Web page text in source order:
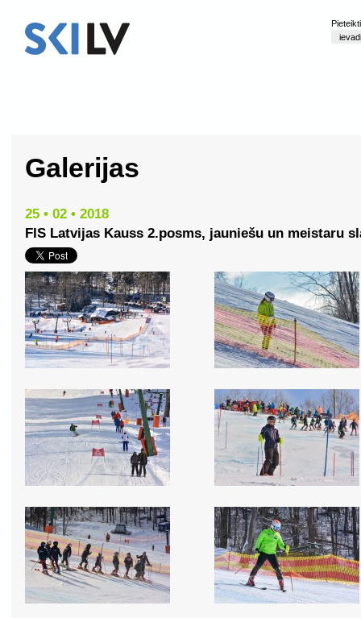
Galerijas
25 • 02 • 2018
FIS Latvijas Kauss 2.posms, jauniešu un meistaru